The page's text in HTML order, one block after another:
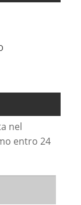
nel
entro 24